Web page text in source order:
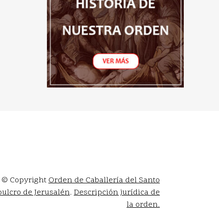
© CopyrightOrden de Caballería del Santo
de Jerusalén. Descripción jurídica de
la orden.